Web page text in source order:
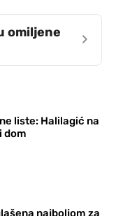
omiljene
›
liste: Halilagić na
dom
najboljom za